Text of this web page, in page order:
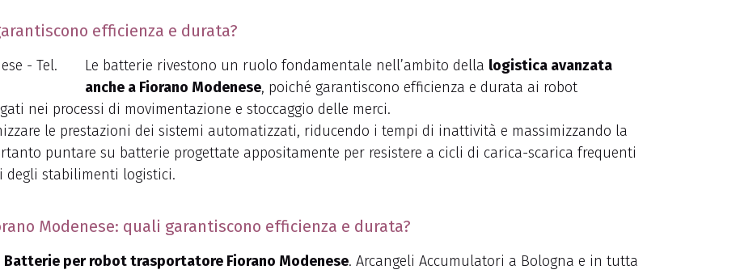
efficienza e durata?
Le batterie rivestono un ruolo fondamentale nell’ambito della logistica avanzata
anche a Fiorano Modenese, poiché garantiscono efficienza e durata ai robot
nei processi di movimentazione e stoccaggio delle merci.
le prestazioni dei sistemi automatizzati, riducendo i tempi di inattività e massimizzando la
puntare su batterie progettate appositamente per resistere a cicli di carica-scarica frequenti
degli stabilimenti logistici.
Modenese: quali garantiscono efficienza e durata?
Batterie per robot trasportatore Fiorano Modenese. Arcangeli Accumulatori a Bologna e in tutta